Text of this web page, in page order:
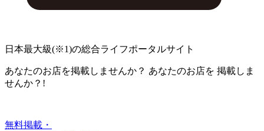
日本最大級(※1)の総合ライフポータルサイト
あなたのお店を掲載しませんか？ あなたのお店を 掲載しま
せんか？!
無料掲載・